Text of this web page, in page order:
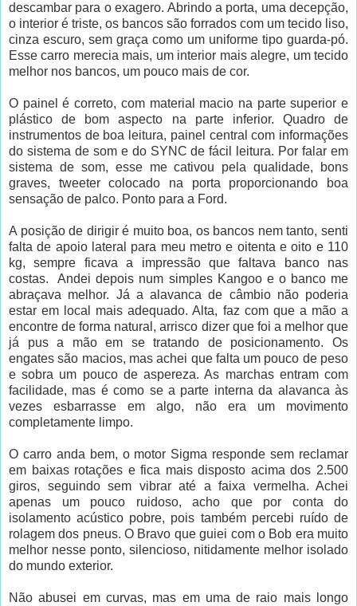
descambar para o exagero. Abrindo a porta, uma decepção,
o interior é triste, os bancos são forrados com um tecido liso,
cinza escuro, sem graça como um uniforme tipo guarda-pó.
Esse carro merecia mais, um interior mais alegre, um tecido
melhor nos bancos, um pouco mais de cor.
O painel é correto, com material macio na parte superior e
plástico de bom aspecto na parte inferior. Quadro de
instrumentos de boa leitura, painel central com informações
do sistema de som e do SYNC de fácil leitura. Por falar em
sistema de som, esse me cativou pela qualidade, bons
graves, tweeter colocado na porta proporcionando boa
sensação de palco. Ponto para a Ford.
A posição de dirigir é muito boa, os bancos nem tanto, senti
falta de apoio lateral para meu metro e oitenta e oito e 110
kg, sempre ficava a impressão que faltava banco nas
costas. Andei depois num simples Kangoo e o banco me
abraçava melhor. Já a alavanca de câmbio não poderia
estar em local mais adequado. Alta, faz com que a mão a
encontre de forma natural, arrisco dizer que foi a melhor que
já pus a mão em se tratando de posicionamento. Os
engates são macios, mas achei que falta um pouco de peso
e sobra um pouco de aspereza. As marchas entram com
facilidade, mas é como se a parte interna da alavanca às
vezes esbarrasse em algo, não era um movimento
completamente limpo.
O carro anda bem, o motor Sigma responde sem reclamar
em baixas rotações e fica mais disposto acima dos 2.500
giros, seguindo sem vibrar até a faixa vermelha. Achei
apenas um pouco ruidoso, acho que por conta do
isolamento acústico pobre, pois também percebi ruído de
rolagem dos pneus. O Bravo que guiei com o Bob era muito
melhor nesse ponto, silencioso, nitidamente melhor isolado
do mundo exterior.
Não abusei em curvas, mas em uma de raio mais longo